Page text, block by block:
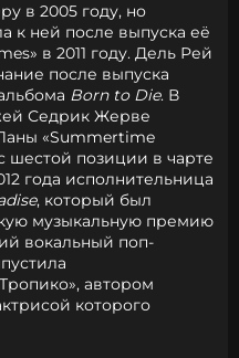
в 2005 году, но
к ней после выпуска её
в 2011 году. Дель Рей
после выпуска
Born to Die. В
Седрик Жерве
«Summertime
шестой позиции в чарте
года исполнительница
, который был
музыкальную премию
вокальный поп-
автором
которого